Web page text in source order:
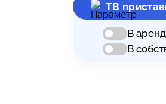
ТВ
В
В